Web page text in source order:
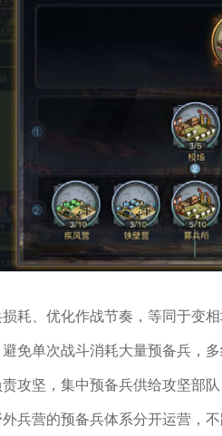
耗、优化作战节奏，等同于变
免单次战斗消耗大量预备兵，
攻坚，集中预备兵供给攻坚部
兵营的预备兵体系分开运营，